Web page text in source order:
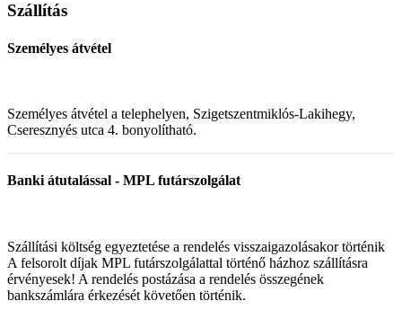
Szállítás
Személyes átvétel
Személyes átvétel a telephelyen, Szigetszentmiklós-Lakihegy,
Cseresznyés utca 4. bonyolítható.
Banki átutalással - MPL futárszolgálat
Szállítási költség egyeztetése a rendelés visszaigazolásakor történik
A felsorolt díjak MPL futárszolgálattal történő házhoz szállításra
érvényesek! A rendelés postázása a rendelés összegének
bankszámlára érkezését követően történik.